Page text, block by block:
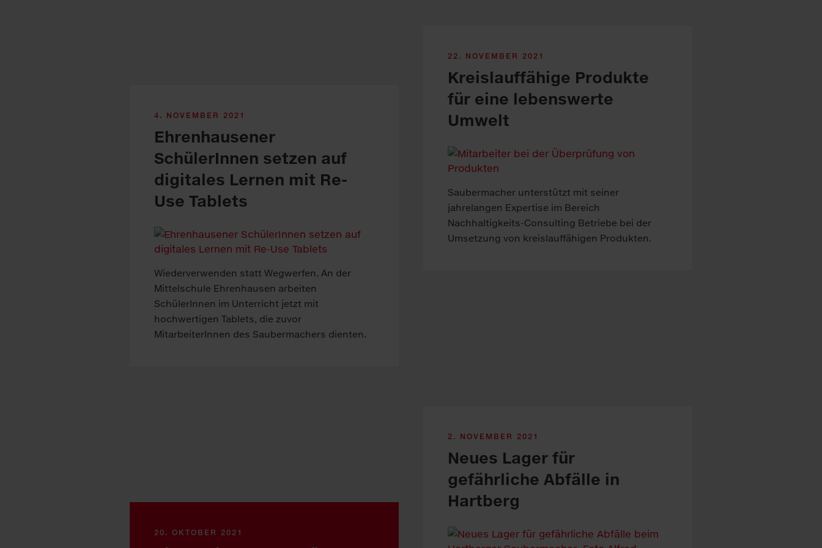
22. NOVEMBER 2021
Kreislauffähige Produkte
für eine lebenswerte
Umwelt
Saubermacher unterstützt mit seiner
jahrelangen Expertise im Bereich
Nachhaltigkeits-Consulting Betriebe bei der
Umsetzung von kreislauffähigen Produkten.
4. NOVEMBER 2021
Ehrenhausener
SchülerInnen setzen auf
digitales Lernen mit Re-
Use Tablets
Wiederverwenden statt Wegwerfen. An der
Mittelschule Ehrenhausen arbeiten
SchülerInnen im Unterricht jetzt mit
hochwertigen Tablets, die zuvor
MitarbeiterInnen des Saubermachers dienten.
2. NOVEMBER 2021
Neues Lager für
gefährliche Abfälle in
Hartberg
20. OKTOBER 2021